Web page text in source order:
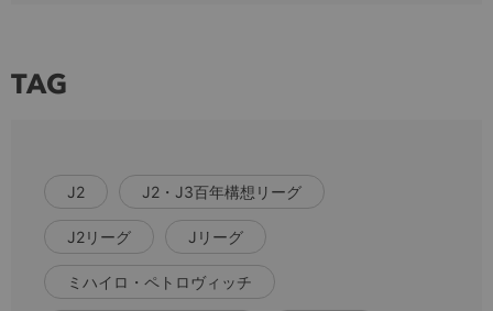
TAG
J2 J2・J3百年構想リーグ
J2リーグ Jリーグ
ミハイロ・ペトロヴィッチ